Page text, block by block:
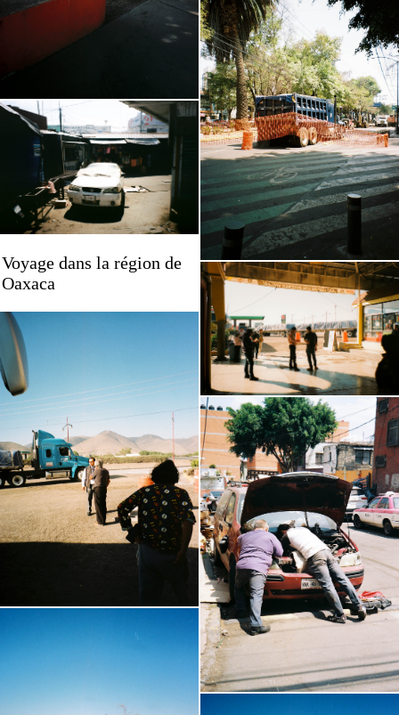
Voyage dans la région de
Oaxaca